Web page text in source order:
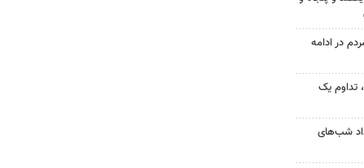
اجتماع مردم در ادامه
مردم، تداوم یک
امتداد شب‌های